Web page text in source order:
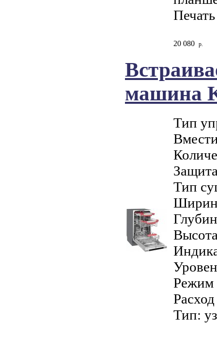
20 080 р.
машина
Тип
Тип
Режим
Тип: